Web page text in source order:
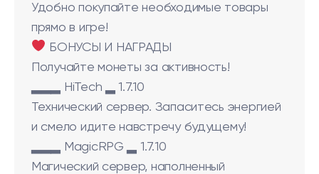
Удобно покупайте необходимые товары
прямо в игре!
БОНУСЫ И НАГРАДЫ
Получайте монеты за активность!
▂▂▂ HiTech ▂ 1.7.10
Технический сервер. Запаситесь энергией
и смело идите навстречу будущему!
▂▂▂ MagicRPG ▂ 1.7.10
Магический сервер, наполненный